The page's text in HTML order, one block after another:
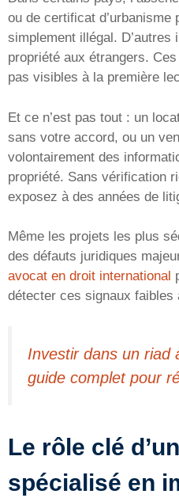
ou de certificat
simplement illégal.
propriété aux étrangers.
pas visibles à la première
Et ce n’est pas tout : un
sans votre accord, ou un
volontairement des
propriété. Sans vérification
exposez à des années de
Même les projets les plus
des défauts juridiques
avocat en droit international
détecter ces signaux faibles
Investir dans un riad
guide complet pour
Le rôle clé
spécialisé en